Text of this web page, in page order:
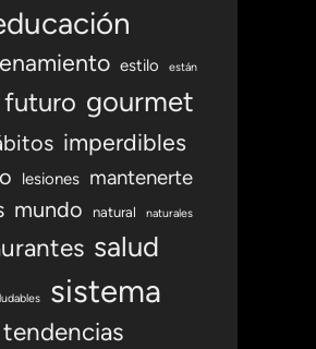
estilo están
futuro gourmet
imperdibles
lesiones mantenerte
mundo natural naturales
salud
sistema
tendencias